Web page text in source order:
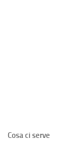
Cosa ci serve